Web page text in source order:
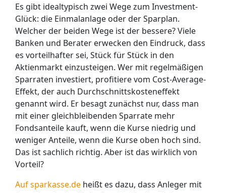
Es gibt idealtypisch zwei Wege zum Investment-
Glück: die Einmalanlage oder der Sparplan.
Welcher der beiden Wege ist der bessere? Viele
Banken und Berater erwecken den Eindruck, dass
es vorteilhafter sei, Stück für Stück in den
Aktienmarkt einzusteigen. Wer mit regelmäßigen
Sparraten investiert, profitiere vom Cost-Average-
Effekt, der auch Durchschnittskosteneffekt
genannt wird. Er besagt zunächst nur, dass man
mit einer gleichbleibenden Sparrate mehr
Fondsanteile kauft, wenn die Kurse niedrig und
weniger Anteile, wenn die Kurse oben hoch sind.
Das ist sachlich richtig. Aber ist das wirklich von
Vorteil?
Auf sparkasse.de heißt es dazu, dass Anleger mit